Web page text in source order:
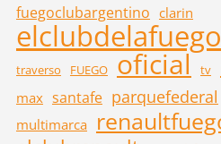
fuegoclubargentino clarin
elclubdelafuego
traverso FUEGO oficial tv
max santafe parquefederal
multimarca